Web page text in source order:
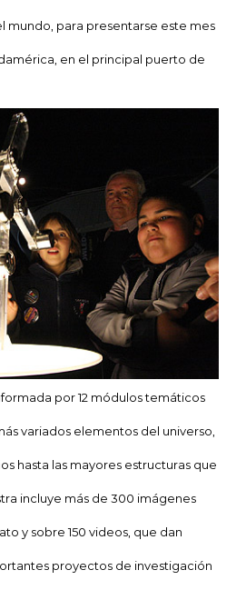
mundo, para presentarse este mes
en el principal puerto de
por 12 módulos temáticos
variados elementos del universo,
hasta las mayores estructuras que
incluye más de 300 imágenes
y sobre 150 videos, que dan
proyectos de investigación